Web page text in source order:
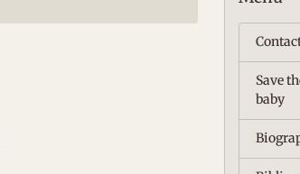
Save
baby